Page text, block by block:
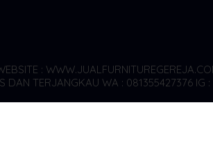
:
DAN TERJANGKAU WA : 081355427376 IG